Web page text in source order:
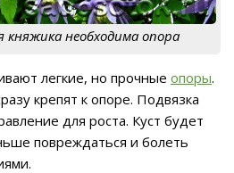
необходима опора
легкие, но прочные опоры.
крепят к опоре. Подвязка
для роста. Куст будет
повреждаться и болеть